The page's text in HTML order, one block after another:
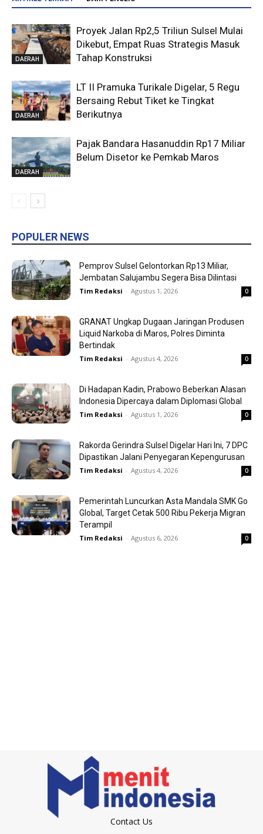
DAERAH
Proyek Jalan Rp2,5 Triliun Sulsel Mulai
Dikebut, Empat Ruas Strategis Masuk
Tahap Konstruksi
DAERAH
LT II Pramuka Turikale Digelar, 5 Regu
Bersaing Rebut Tiket ke Tingkat
Berikutnya
DAERAH
Pajak Bandara Hasanuddin Rp17 Miliar
Belum Disetor ke Pemkab Maros
POPULER NEWS
Pemprov Sulsel Gelontorkan Rp13 Miliar,
Jembatan Salujambu Segera Bisa Dilintasi
Tim Redaksi - Agustus 1, 2026 0
GRANAT Ungkap Dugaan Jaringan Produsen
Liquid Narkoba di Maros, Polres Diminta
Bertindak
Tim Redaksi - Agustus 4, 2026 0
Di Hadapan Kadin, Prabowo Beberkan Alasan
Indonesia Dipercaya dalam Diplomasi Global
Tim Redaksi - Agustus 1, 2026 0
Rakorda Gerindra Sulsel Digelar Hari Ini, 7 DPC
Dipastikan Jalani Penyegaran Kepengurusan
Tim Redaksi - Agustus 4, 2026 0
Pemerintah Luncurkan Asta Mandala SMK Go
Global, Target Cetak 500 Ribu Pekerja Migran
Terampil
Tim Redaksi - Agustus 6, 2026 0
Contact Us